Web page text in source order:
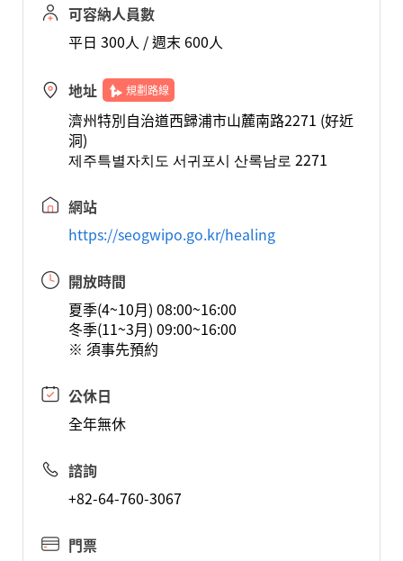
可容納人員數
平日 300人 / 週末 600人
地址 規劃路線
濟州特別自治道西歸浦市山麓南路2271 (好近
洞)
제주특별자치도 서귀포시 산록남로 2271
網站
https://seogwipo.go.kr/healing
開放時間
夏季(4~10月) 08:00~16:00
冬季(11~3月) 09:00~16:00
※ 須事先預約
公休日
全年無休
諮詢
+82-64-760-3067
門票